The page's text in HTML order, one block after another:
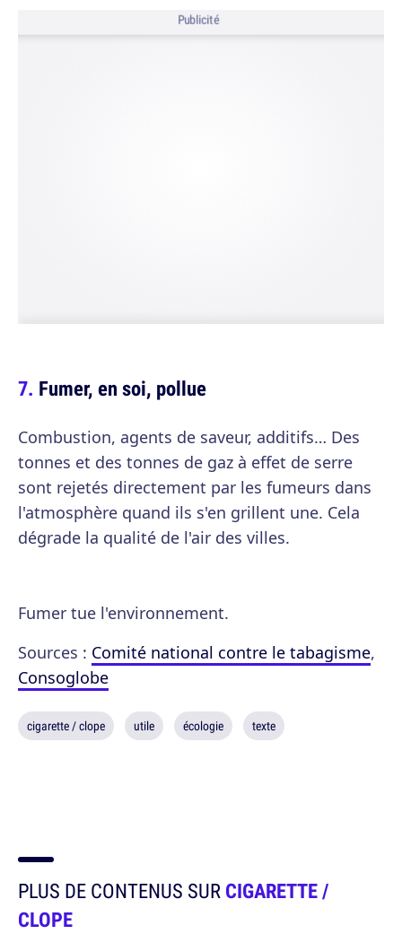
Publicité
Fumer, en soi, pollue
Combustion, agents de saveur, additifs… Des
tonnes et des tonnes de gaz à effet de serre
sont rejetés directement par les fumeurs dans
l'atmosphère quand ils s'en grillent une. Cela
dégrade la qualité de l'air des villes.
Fumer tue l'environnement.
Sources : Comité national contre le tabagisme,
Consoglobe
cigarette / clope utile écologie texte
PLUS DE CONTENUS SURCIGARETTE /
CLOPE